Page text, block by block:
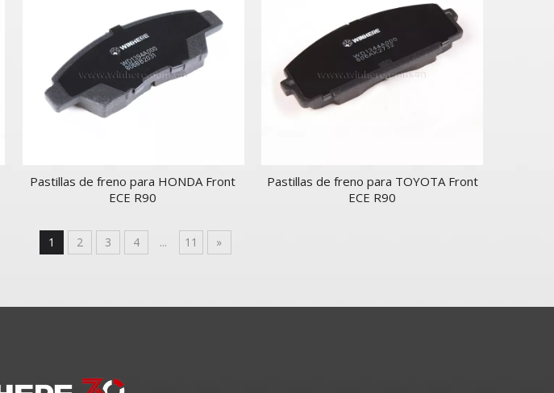
Pastillas de freno para HONDA Front
ECE R90
Pastillas de freno para TOYOTA Front
ECE R90
1 2 3 4 ... 11 »